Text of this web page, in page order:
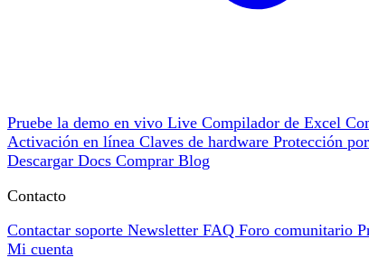
Pruebe la demo en vivo Live Compilador de Excel
Activación en línea Claves de hardware Protección
Descargar Docs Comprar Blog
Contacto
Contactar soporte Newsletter FAQ Foro comunitario
Mi cuenta